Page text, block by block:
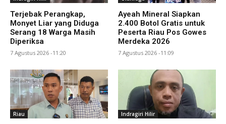
Terjebak Perangkap,
Monyet Liar yang Diduga
Serang 18 Warga Masih
Diperiksa
7 Agustus 2026 -11:20
Ayeah Mineral Siapkan
2.400 Botol Gratis untuk
Peserta Riau Pos Gowes
Merdeka 2026
7 Agustus 2026 -11:09
Riau Indragiri Hilir